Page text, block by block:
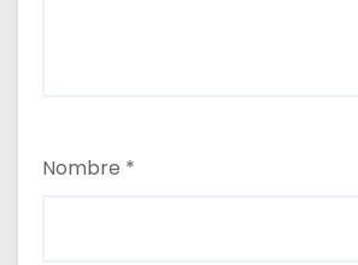
Nombre *